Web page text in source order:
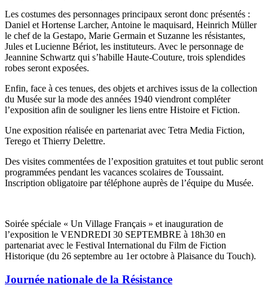
Les costumes des personnages principaux seront donc présentés :
Daniel et Hortense Larcher, Antoine le maquisard, Heinrich Müller
le chef de la Gestapo, Marie Germain et Suzanne les résistantes,
Jules et Lucienne Bériot, les instituteurs. Avec le personnage de
Jeannine Schwartz qui s’habille Haute-Couture, trois splendides
robes seront exposées.
Enfin, face à ces tenues, des objets et archives issus de la collection
du Musée sur la mode des années 1940 viendront compléter
l’exposition afin de souligner les liens entre Histoire et Fiction.
Une exposition réalisée en partenariat avec Tetra Media Fiction,
Terego et Thierry Delettre.
Des visites commentées de l’exposition gratuites et tout public seront
programmées pendant les vacances scolaires de Toussaint.
Inscription obligatoire par téléphone auprès de l’équipe du Musée.
Soirée spéciale « Un Village Français » et inauguration de
l’exposition le VENDREDI 30 SEPTEMBRE à 18h30 en
partenariat avec le Festival International du Film de Fiction
Historique (du 26 septembre au 1er octobre à Plaisance du Touch).
Journée nationale de la Résistance